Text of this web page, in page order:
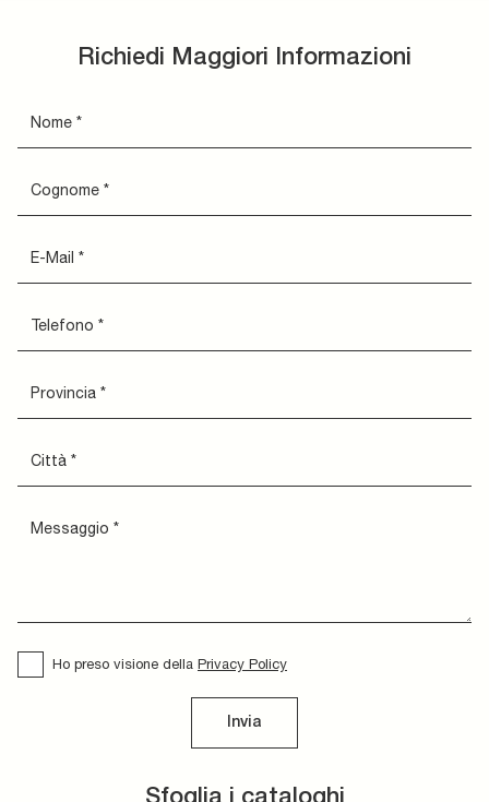
Sfoglia i cataloghi
Richiedi Maggiori Informazioni
Ho preso visione della Privacy Policy
Invia